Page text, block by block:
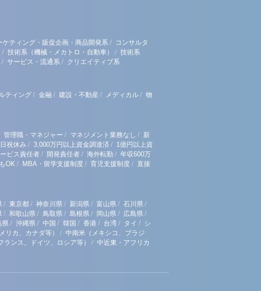
ケティング・販促企画・商品開発系/ コンサルタ
/ 技術系（機械・メカトロ・自動車） / 技術系
/ サービス・流通系 / クリエイティブ系
ティング / 金融 / 建設・不動産 / メディカル / 物
管理職・マネジャー / マネジメント業務なし / 新
祝休み / 3,000万円以上資金調達済 / 1億円以上資
ビス責任者 / 開発責任者 / 海外転勤 / 年収600万
OK / MBA・留学支援制度 / 育児支援制度 / 直接
/ 東京都 / 神奈川県 / 新潟県 / 富山県 / 石川県 /
/ 和歌山県 / 鳥取県 / 島根県 / 岡山県 / 広島県 /
県 / 沖縄県 / 中国 / 韓国 / 香港 / 台湾 / タイ / シ
リカ、カナダ等） / 中南米（メキシコ、ブラジ
ンス、ドイツ、ロシア等） / 中近東・アフリカ